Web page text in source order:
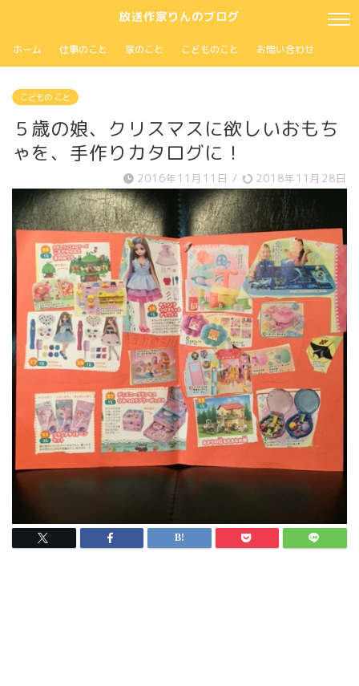
放送作家りんのブログ
ホーム 仕事のこと 家のこと こどものこと お問い合わせ
こどもの こと
５歳の娘、クリスマスに欲しいおもち
ゃを、手作りカタログに！
2016年11月11日 / 2018年11月28日